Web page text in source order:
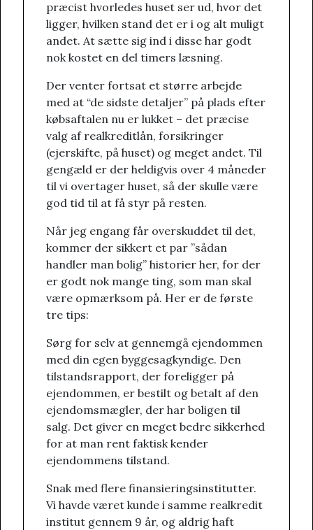
præcist hvorledes huset ser ud, hvor det
ligger, hvilken stand det er i og alt muligt
andet. At sætte sig ind i disse har godt
nok kostet en del timers læsning.
Der venter fortsat et større arbejde
med at “de sidste detaljer” på plads efter
købsaftalen nu er lukket – det præcise
valg af realkreditlån, forsikringer
(ejerskifte, på huset) og meget andet. Til
gengæld er der heldigvis over 4 måneder
til vi overtager huset, så der skulle være
god tid til at få styr på resten.
Når jeg engang får overskuddet til det,
kommer der sikkert et par ”sådan
handler man bolig” historier her, for der
er godt nok mange ting, som man skal
være opmærksom på. Her er de første
tre tips:
Sørg for selv at gennemgå ejendommen
med din egen byggesagkyndige. Den
tilstandsrapport, der foreligger på
ejendommen, er bestilt og betalt af den
ejendomsmægler, der har boligen til
salg. Det giver en meget bedre sikkerhed
for at man rent faktisk kender
ejendommens tilstand.
Snak med flere finansieringsinstitutter.
Vi havde været kunde i samme realkredit
institut gennem 9 år, og aldrig haft